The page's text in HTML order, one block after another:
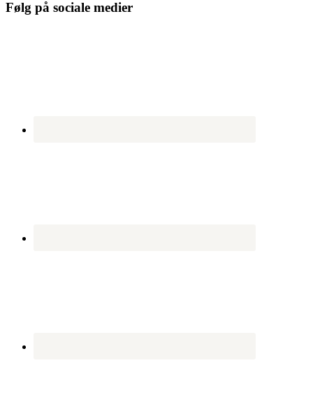
Følg på sociale medier